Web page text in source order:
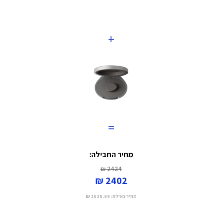
+
=
מחיר החבילה:
2424 ₪
2402 ₪
מחיר באילת: 2035.59 ₪